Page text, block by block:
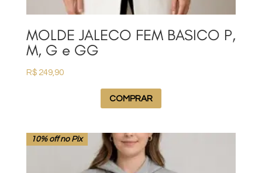
MOLDE JALECO FEM BASICO P,
M, G e GG
R$249,90
COMPRAR
10% off no Pix